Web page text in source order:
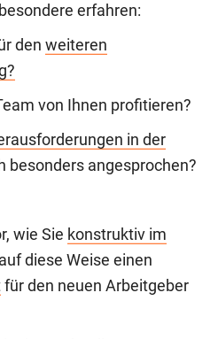
erfahren:
den weiteren
von Ihnen profitieren?
in der
besonders angesprochen?
wie Sie konstruktiv im
diese Weise einen
für den neuen Arbeitgeber